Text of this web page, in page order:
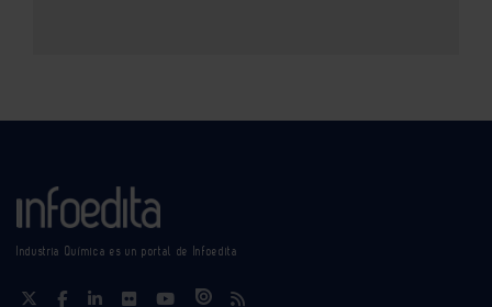
Industria Química es un portal de Infoedita